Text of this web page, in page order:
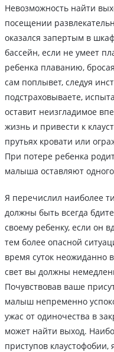
Невозможность найти
посещении
оказался запертым в
бассейн, если не умеет
ребенка плаванию,
сам поплывет, следуя
подстраховываете,
оставит неизгладимое
жизнь и привести к
прутьях кровати или
При потере ребенка
малыша оставляют
Я перечислил наиболее
должны быть всегда
своему ребенку, если он
тем более опасной
время суток неожиданно
свет вы должны
Почувствовав ваше
малыш непременно
ужас от одиночества в
может найти выход.
приступов